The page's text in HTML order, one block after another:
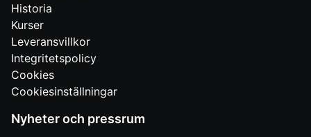
Historia
Kurser
Leveransvillkor
Integritetspolicy
Cookies
Cookiesinställningar
Nyheter och pressrum